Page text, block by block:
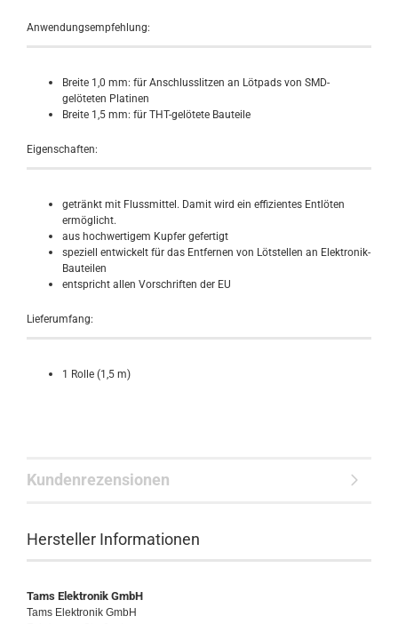
Anwendungsempfehlung:
Breite 1,0 mm: für Anschlusslitzen an Lötpads von SMD-
gelöteten Platinen
Breite 1,5 mm: für THT-gelötete Bauteile
Eigenschaften:
getränkt mit Flussmittel. Damit wird ein effizientes Entlöten
ermöglicht.
aus hochwertigem Kupfer gefertigt
speziell entwickelt für das Entfernen von Lötstellen an Elektronik-
Bauteilen
entspricht allen Vorschriften der EU
Lieferumfang:
1 Rolle (1,5 m)
Kundenrezensionen
Hersteller Informationen
Tams Elektronik GmbH
Tams Elektronik GmbH